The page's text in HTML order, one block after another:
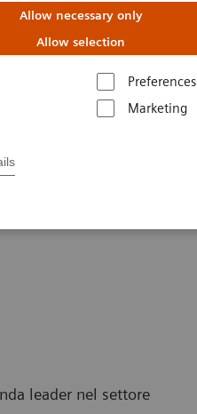
Allow necessary only
Allow selection
Preferences
Marketing
e Unilabs
più recente
leader nel settore